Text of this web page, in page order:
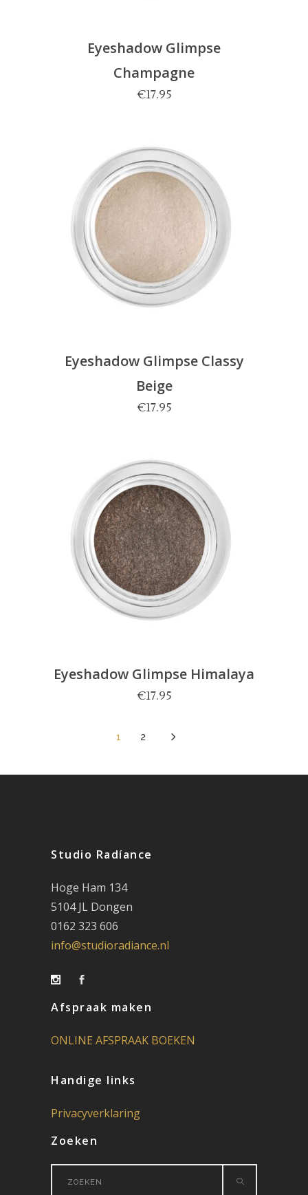
Eyeshadow Glimpse
Champagne
€17.95
Eyeshadow Glimpse Classy
Beige
€17.95
Eyeshadow Glimpse Himalaya
€17.95
1 2 5
Studio Radíance
Hoge Ham 134
5104 JL Dongen
0162 323 606
info@studioradiance.nl
Afspraak maken
ONLINE AFSPRAAK BOEKEN
Handige links
Privacyverklaring
Zoeken